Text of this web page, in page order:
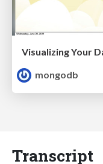
mongodb
Transcript